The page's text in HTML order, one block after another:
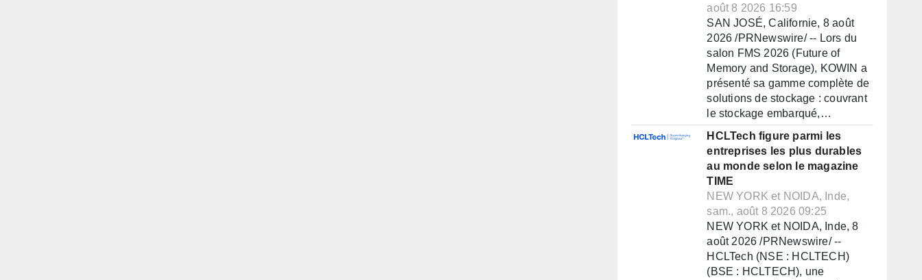
août 8 2026 16:59
SAN JOSÉ, Californie, 8 août
2026 /PRNewswire/ -- Lors du
salon FMS 2026 (Future of
Memory and Storage), KOWIN a
présenté sa gamme complète de
solutions de stockage : couvrant
le stockage embarqué,…
HCLTech figure parmi les
entreprises les plus durables
au monde selon le magazine
TIME
NEW YORK et NOIDA, Inde,
sam., août 8 2026 09:25
NEW YORK et NOIDA, Inde, 8
août 2026 /PRNewswire/ --
HCLTech (NSE : HCLTECH)
(BSE : HCLTECH), une